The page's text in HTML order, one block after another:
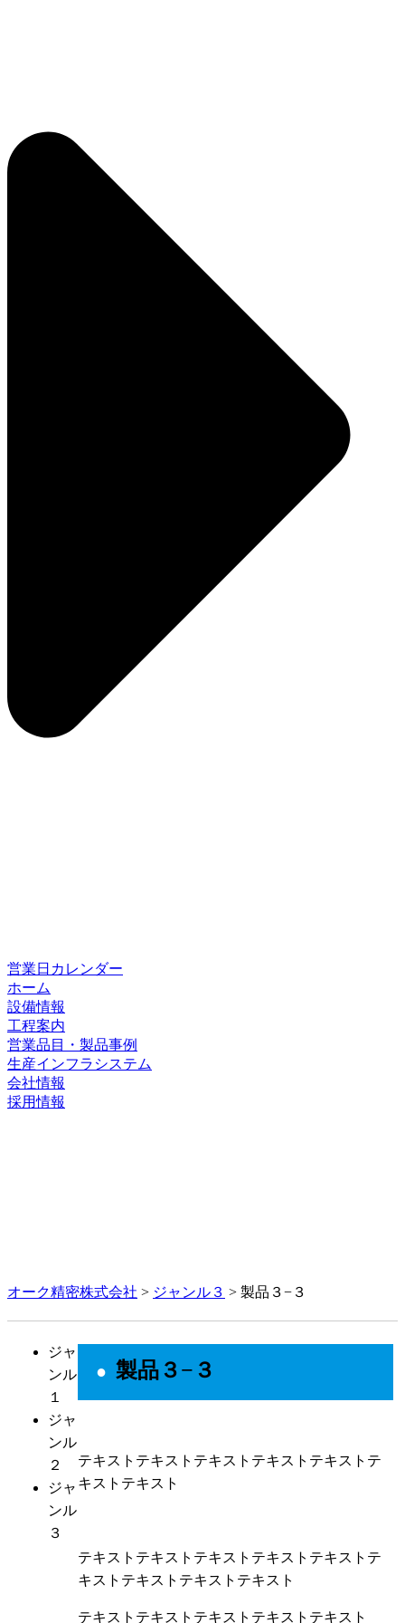
営業日カレンダー
ホーム
設備情報
工程案内
営業品目・製品事例
生産インフラシステム
会社情報
採用情報
オーク精密株式会社 > ジャンル３ > 製品３−３
ジャ
ンル
１
ジャ
ンル
２
ジャ
ンル
３
製品３−３
テキストテキストテキストテキストテキストテ
キストテキスト
テキストテキストテキストテキストテキストテ
キストテキストテキストテキスト
テキストテキストテキストテキストテキスト